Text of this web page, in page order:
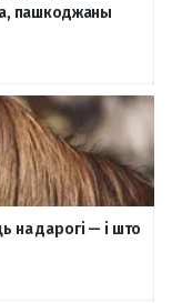
пашкоджаны
на дарогі — і што